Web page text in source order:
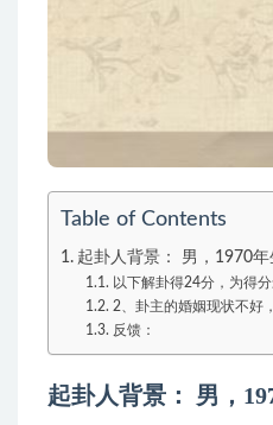
Table of Contents
起卦人背景： 男，1970
以下解卦得24分，为得
2、卦主的婚姻现状不好
反馈：
起卦人背景： 男，